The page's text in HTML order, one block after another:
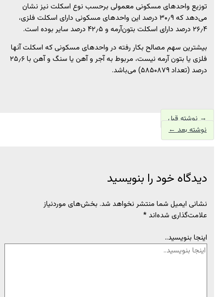
توزیع واحدهای ‌مسکونی معمولی برحسب نوع اسکلت‌ نیز نشان
می‌دهد که ۳۰٫۹ درصد این واحدهای مسکونی دارای اسکلت فلزی،
۲۶٫۴ درصد دارای اسکلت بتون‌آرمه و ۴۲٫۵ درصد سایر بوده است.
بیش‏ترین سهم مصالح بکار رفته در واحدهای مسکونی که اسکلت آنها
فلزی یا بتون آرمه نیست، مربوط به آجر و آهن یا سنگ و آهن با ۲۵٫۶
درصد (تعداد ۵۸۵۰۸۷۹) می‌باشد.
→نوشته قبل
نوشته بعد←
دیدگاه‌ خود را بنویسید
نشانی ایمیل شما منتشر نخواهد شد.بخش‌های موردنیاز
علامت‌گذاری شده‌اند*
اینجا بنویسید..